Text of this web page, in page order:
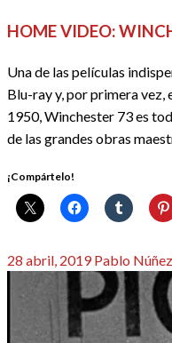
HOME VIDEO:
Una de las películas
Blu-ray y, por primera vez,
1950, Winchester 73 es
de las grandes obras
¡Compártelo!
Publicado
28 abril, 2019 Pablo